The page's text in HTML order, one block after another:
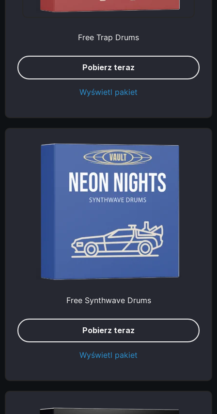
Free Trap Drums
Pobierz teraz
Wyświetl pakiet
Free Synthwave Drums
Pobierz teraz
Wyświetl pakiet